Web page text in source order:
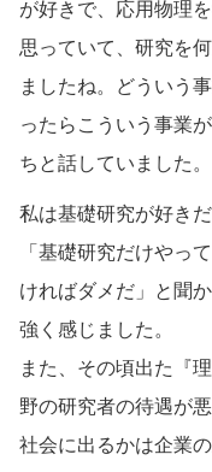
が好きで、応用物理
思っていて、研究を
ましたね。どういう
ったらこういう事業
ちと話していました。
私は基礎研究が好き
「基礎研究だけやっ
ければダメだ」と聞
強く感じました。
また、その頃出た『
野の研究者の待遇が
社会に出るかは企業